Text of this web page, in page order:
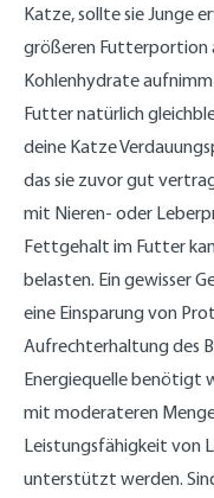
Katze, sollte sie Junge
größeren Futterportion
Kohlenhydrate
Futter natürlich
deine Katze
das sie zuvor gut
mit Nieren- oder
Fettgehalt im Futter
belasten. Ein gewisser
eine Einsparung von
Aufrechterhaltung des
Energiequelle benötigt
mit moderateren
Leistungsfähigkeit von
unterstützt werden.